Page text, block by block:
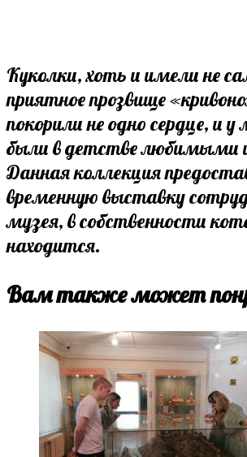
Куколки, хоть и имели не
приятное прозвище
покорили не одно сердце, и у
были в детстве любимыми
Данная коллекция
временную выставку
музея, в собственности
находится.
Вам также может